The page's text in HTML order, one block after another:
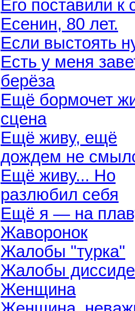
Его поставили к
Есенин, 80 лет.
Если выстоять
Есть у меня
берёза
Ещё бормочет
сцена
Ещё живу, ещё
дождем не
Ещё живу... Но
разлюбил себя
Ещё я — на
Жаворонок
Жалобы "турка"
Жалобы
Женщина